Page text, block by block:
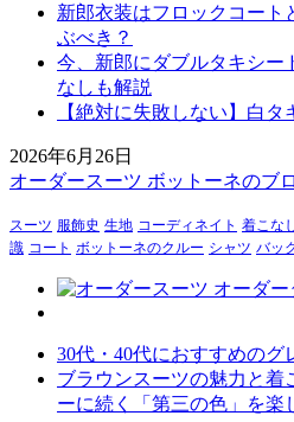
新郎衣装はフロックコート
ぶべき？
今、新郎にダブルタキシー
なしも解説
【絶対に失敗しない】白
2026年6月26日
オーダースーツ ボットーネのブ
スーツ 服飾史 生地 コーディネイト 着こな
識 コート ボットーネのクルー シャツ バッ
30代・40代におすすめのグ
ブラウンスーツの魅力と
ーに続く「第三の色」を楽